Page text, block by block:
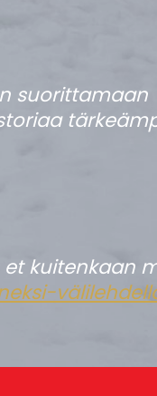
suorittamaan
kuitenkaan